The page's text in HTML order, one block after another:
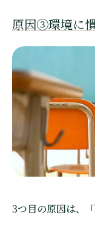
原因③環境に
3つ目の原因は、